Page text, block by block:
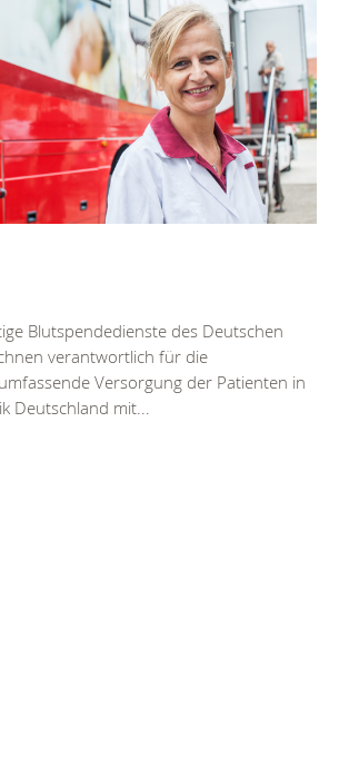
Blutspendedienste des Deutschen
verantwortlich für die
Versorgung der Patienten in
Deutschland mit...